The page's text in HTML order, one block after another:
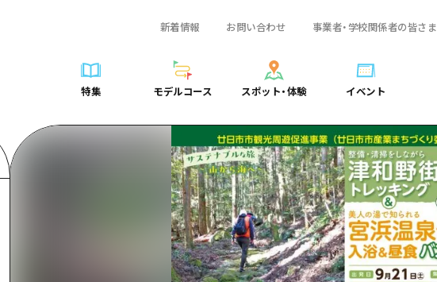
新着情報 お問い合わせ 事業者・学校関係者の皆さま
特集
学び・体験
定番
歴史・文化
癒し
自然
モデルコース
広島市周辺
安芸
備後
備北
芸北
弾丸
日帰り
半日
1泊2日
2泊3日
スポット・体験
スポット・体験一覧
広島市周辺
安芸
備後
備北
芸北
イベント
広島おもてなしパス
HIROSHIMA FREE Wi-Fi
観光案内所
広島県を訪れる外国人旅行者向け情報一覧
ボランティアガイド
世界遺産
歴史・文化
半日
2泊3日
備後
芸北
宮島周辺
山口県東部
愛媛県
島根県
HIROSHIMA FREE Wi-Fi
ボランティアガイド
広島県の魅力を動画でご紹介！
よくあるご質問
フォトダウンロード
関連リンク